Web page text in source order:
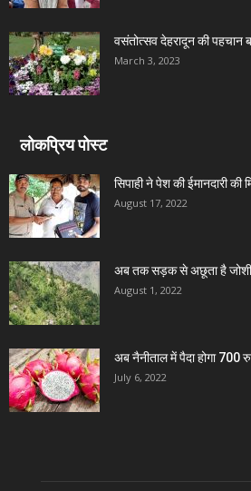
वसंतोत्सव देहरादून की पहचान
March 3, 2023
लोकप्रिय पोस्ट
सिपाही ने पेश की ईमानदारी की
August 17, 2022
अब तक सड़क से अछूता है
August 1, 2022
अब नैनीताल में पैदा होगा 700
July 6, 2022